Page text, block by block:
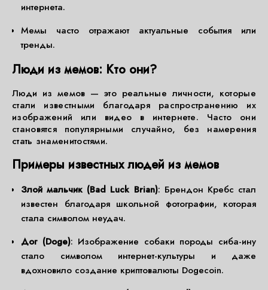
интернета.
Мемы часто отражают актуальные события или
тренды.
Люди из мемов: Кто они?
Люди из мемов — это реальные личности, которые
стали известными благодаря распространению их
изображений или видео в интернете. Часто они
становятся популярными случайно, без намерения
стать знаменитостями.
Примеры известных людей из мемов
Злой мальчик (Bad Luck Brian): Брендон Кребс стал
известен благодаря школьной фотографии, которая
стала символом неудач.
Дог (Doge): Изображение собаки породы сиба-ину
стало символом интернет-культуры и даже
вдохновило создание криптовалюты Dogecoin.